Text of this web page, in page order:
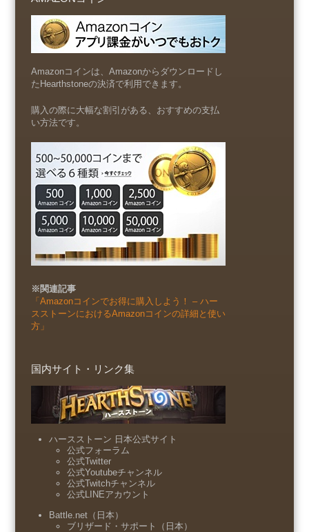
Amazonコインは、Amazonからダウンロードし
たHearthstoneの決済で利用できます。
購入の際に大幅な割引がある、おすすめの支払
い方法です。
※関連記事
「Amazonコインでお得に購入しよう！ – ハー
スストーンにおけるAmazonコインの詳細と使い
方」
国内サイト・リンク集
ハースストーン 日本公式サイト
公式フォーラム
公式Twitter
公式Youtubeチャンネル
公式Twitchチャンネル
公式LINEアカウント
Battle.net（日本）
ブリザード・サポート（日本）